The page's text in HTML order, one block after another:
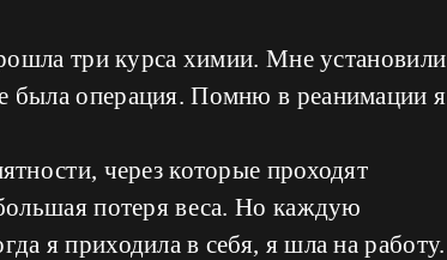
три курса химии. Мне установили
была операция. Помню в реанимации я
через которые проходят
потеря веса. Но каждую
я приходила в себя, я шла на работу.